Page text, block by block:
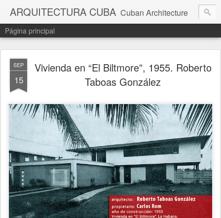
ARQUITECTURA CUBA Cuban Architecture
Página principal
SEP
15
Vivienda en “El Biltmore”, 1955. Roberto
Taboas González